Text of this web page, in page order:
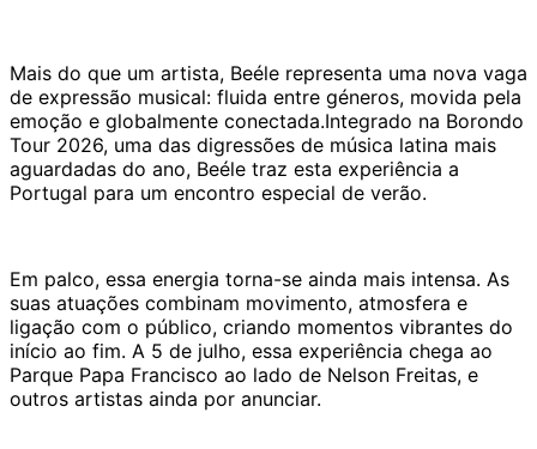
Mais do que um artista, Beéle representa uma nova vaga
de expressão musical: fluida entre géneros, movida pela
emoção e globalmente conectada.Integrado na Borondo
Tour 2026, uma das digressões de música latina mais
aguardadas do ano, Beéle traz esta experiência a
Portugal para um encontro especial de verão.
Em palco, essa energia torna-se ainda mais intensa. As
suas atuações combinam movimento, atmosfera e
ligação com o público, criando momentos vibrantes do
início ao fim. A 5 de julho, essa experiência chega ao
Parque Papa Francisco ao lado de Nelson Freitas, e
outros artistas ainda por anunciar.